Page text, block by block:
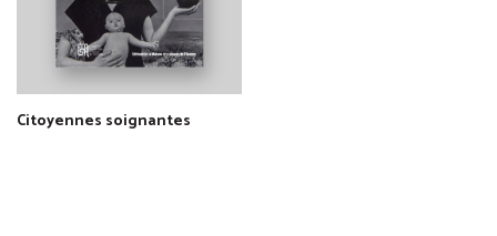
Citoyennes soignantes